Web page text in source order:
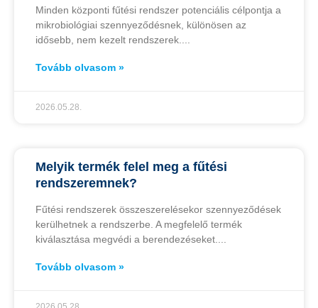
Minden központi fűtési rendszer potenciális célpontja a
mikrobiológiai szennyeződésnek, különösen az
idősebb, nem kezelt rendszerek.
Tovább olvasom »
2026.05.28.
Melyik termék felel meg a fűtési
rendszeremnek?
Fűtési rendszerek összeszerelésekor szennyeződések
kerülhetnek a rendszerbe. A megfelelő termék
kiválasztása megvédi a berendezéseket.
Tovább olvasom »